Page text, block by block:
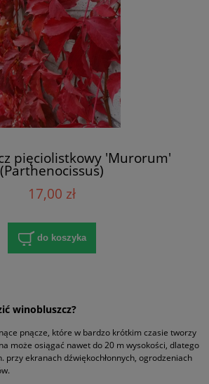
pięciolistkowy 'Murorum'
(Parthenocissus)
17,00 zł
do koszyka
winobluszcz?
pnącze, które w bardzo krótkim czasie tworzy
może osiągać nawet do 20 m wysokości, dlatego
przy ekranach dźwiękochłonnych, ogrodzeniach